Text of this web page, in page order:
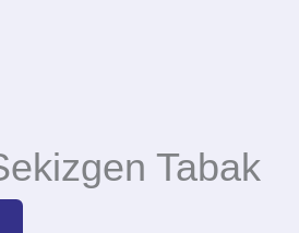
Tabak